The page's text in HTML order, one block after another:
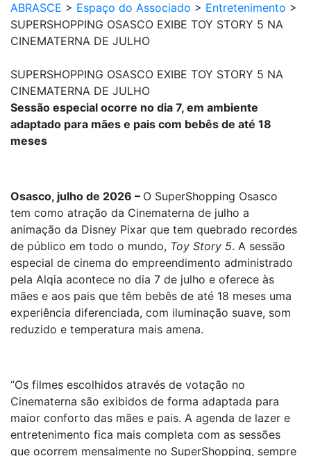
ABRASCE > Espaço do Associado > Entretenimento >
SUPERSHOPPING OSASCO EXIBE TOY STORY 5 NA
CINEMATERNA DE JULHO
SUPERSHOPPING OSASCO EXIBE TOY STORY 5 NA
CINEMATERNA DE JULHO
Sessão especial ocorre no dia 7, em ambiente
adaptado para mães e pais com bebês de até 18
meses
Osasco, julho de 2026 – O SuperShopping Osasco
tem como atração da Cinematerna de julho a
animação da Disney Pixar que tem quebrado recordes
de público em todo o mundo, Toy Story 5. A sessão
especial de cinema do empreendimento administrado
pela Alqia acontece no dia 7 de julho e oferece às
mães e aos pais que têm bebês de até 18 meses uma
experiência diferenciada, com iluminação suave, som
reduzido e temperatura mais amena.
“Os filmes escolhidos através de votação no
Cinematerna são exibidos de forma adaptada para
maior conforto das mães e pais. A agenda de lazer e
entretenimento fica mais completa com as sessões
que ocorrem mensalmente no SuperShopping, sempre